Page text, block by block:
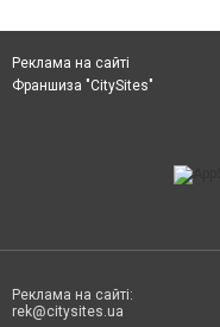
Реклама на сайті
Франшиза "CitySites"
Реклама на сайті:
rek@citysites.ua